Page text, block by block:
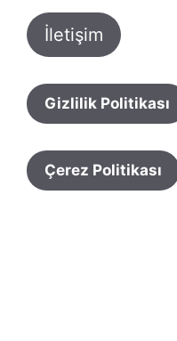
İletişim
Gizlilik Politikası
Çerez Politikası